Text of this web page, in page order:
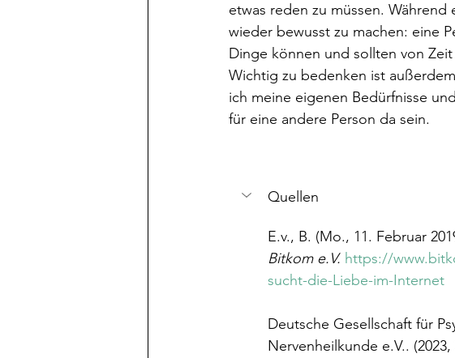
etwas reden zu müssen.
wieder bewusst zu machen: eine
Dinge können und sollten von
Wichtig zu bedenken ist
ich meine eigenen Bedürfnisse
für eine andere Person da sein.
Quellen
E.v., B. (Mo., 11. Februar
Bitkom e.V. https://
sucht-die-Liebe-im-Internet
Deutsche Gesellschaft für
Nervenheilkunde e.V.. (2023,